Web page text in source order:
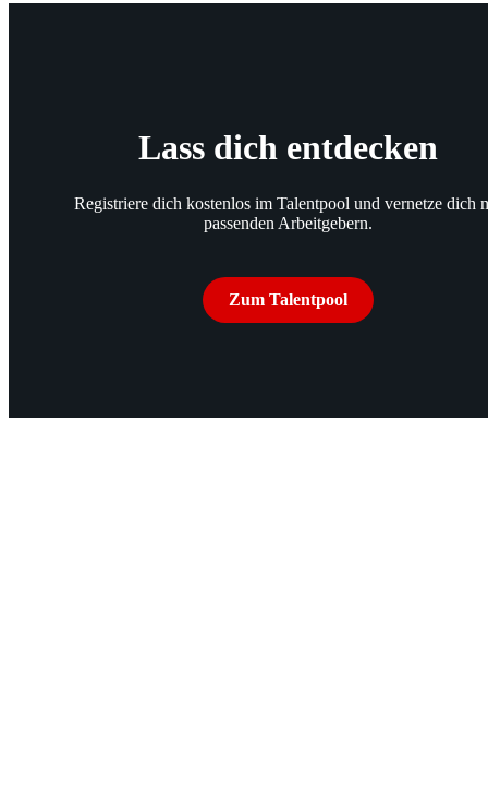
Lass dich entdecken
Registriere dich kostenlos im Talentpool und vernetze dich
passenden Arbeitgebern.
Zum Talentpool